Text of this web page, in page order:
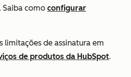
Saiba como configurar
limitações de assinatura em
de produtos da HubSpot.